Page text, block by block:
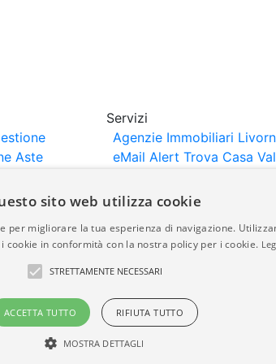
Aste
Servizi
Agenzie Immobiliari
eMail Alert Trova Casa
pubblicati da agenzie immobiliari e
della completezza, della
sito web utilizza cookie
per migliorare la tua esperienza di navigazione.
cookie in conformità con la nostra policy per i cookie.
STRETTAMENTE NECESSARI
ACCETTA TUTTO RIFIUTA TUTTO
MOSTRA DETTAGLI